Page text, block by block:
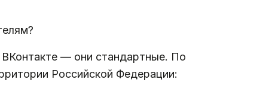
— они стандартные. По
Российской Федерации: